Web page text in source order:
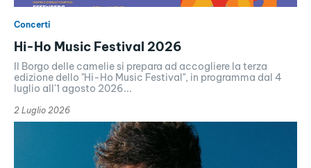
Concerti
Hi-Ho Music Festival 2026
Il Borgo delle camelie si prepara ad accogliere la terza
edizione dello "Hi-Ho Music Festival", in programma dal 4
luglio all'1 agosto 2026...
2 Luglio 2026